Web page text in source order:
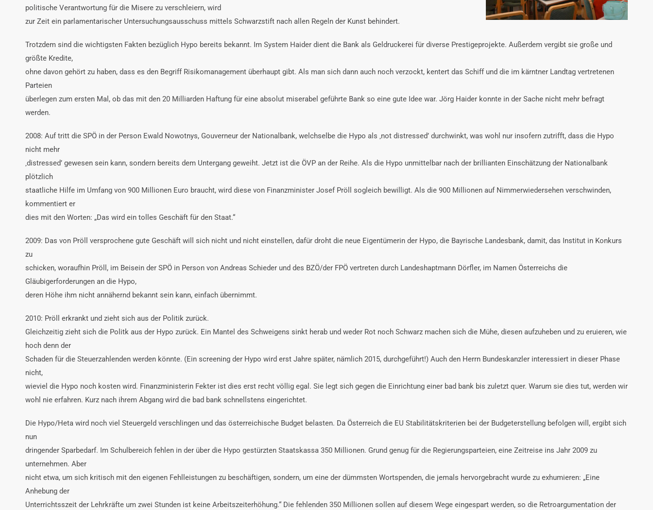
politische Verantwortung für die Misere zu verschleiern, wird
zur Zeit ein parlamentarischer Untersuchungsausschuss mittels Schwarzstift nach allen Regeln der Kunst behindert.
Trotzdem sind die wichtigsten Fakten bezüglich Hypo bereits bekannt. Im System Haider dient die Bank als Geldruckerei für diverse Prestigeprojekte. Außerdem vergibt sie große und
größte Kredite,
ohne davon gehört zu haben, dass es den Begriff Risikomanagement überhaupt gibt. Als man sich dann auch noch verzockt, kentert das Schiff und die im kärntner Landtag vertretenen
Parteien
überlegen zum ersten Mal, ob das mit den 20 Milliarden Haftung für eine absolut miserabel geführte Bank so eine gute Idee war. Jörg Haider konnte in der Sache nicht mehr befragt
werden.
2008: Auf tritt die SPÖ in der Person Ewald Nowotnys, Gouverneur der Nationalbank, welchselbe die Hypo als ‚not distressed’ durchwinkt, was wohl nur insofern zutrifft, dass die Hypo
nicht mehr
‚distressed’ gewesen sein kann, sondern bereits dem Untergang geweiht. Jetzt ist die ÖVP an der Reihe. Als die Hypo unmittelbar nach der brillianten Einschätzung der Nationalbank
plötzlich
staatliche Hilfe im Umfang von 900 Millionen Euro braucht, wird diese von Finanzminister Josef Pröll sogleich bewilligt. Als die 900 Millionen auf Nimmerwiedersehen verschwinden,
kommentiert er
dies mit den Worten: „Das wird ein tolles Geschäft für den Staat.“
2009: Das von Pröll versprochene gute Geschäft will sich nicht und nicht einstellen, dafür droht die neue Eigentümerin der Hypo, die Bayrische Landesbank, damit, das Institut in Konkurs
zu
schicken, woraufhin Pröll, im Beisein der SPÖ in Person von Andreas Schieder und des BZÖ/der FPÖ vertreten durch Landeshaptmann Dörfler, im Namen Österreichs die
Gläubigerforderungen an die Hypo,
deren Höhe ihm nicht annähernd bekannt sein kann, einfach übernimmt.
2010: Pröll erkrankt und zieht sich aus der Politik zurück.
Gleichzeitig zieht sich die Politk aus der Hypo zurück. Ein Mantel des Schweigens sinkt herab und weder Rot noch Schwarz machen sich die Mühe, diesen aufzuheben und zu eruieren, wie
hoch denn der
Schaden für die Steuerzahlenden werden könnte. (Ein screening der Hypo wird erst Jahre später, nämlich 2015, durchgeführt!) Auch den Herrn Bundeskanzler interessiert in dieser Phase
nicht,
wieviel die Hypo noch kosten wird. Finanzministerin Fekter ist dies erst recht völlig egal. Sie legt sich gegen die Einrichtung einer bad bank bis zuletzt quer. Warum sie dies tut, werden wir
wohl nie erfahren. Kurz nach ihrem Abgang wird die bad bank schnellstens eingerichtet.
Die Hypo/Heta wird noch viel Steuergeld verschlingen und das österreichische Budget belasten. Da Österreich die EU Stabilitätskriterien bei der Budgeterstellung befolgen will, ergibt sich
nun
dringender Sparbedarf. Im Schulbereich fehlen in der über die Hypo gestürzten Staatskassa 350 Millionen. Grund genug für die Regierungsparteien, eine Zeitreise ins Jahr 2009 zu
unternehmen. Aber
nicht etwa, um sich kritisch mit den eigenen Fehlleistungen zu beschäftigen, sondern, um eine der dümmsten Wortspenden, die jemals hervorgebracht wurde zu exhumieren: „Eine
Anhebung der
Unterrichtsszeit der Lehrkräfte um zwei Stunden ist keine Arbeitszeiterhöhung.“ Die fehlenden 350 Millionen sollen auf diesem Wege eingespart werden, so die Retroargumentation der